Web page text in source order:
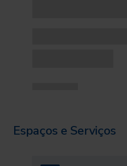
Espaços e Serviços